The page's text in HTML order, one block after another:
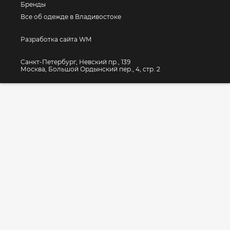
Бренды
Все об одежде в Владивостоке
Разработка сайта WM
Санкт-Петербург, Невский пр., 139
Москва, Большой Ордынский пер., 4, стр. 2